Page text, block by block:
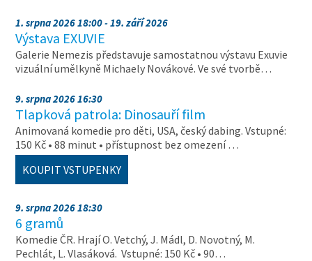
1. srpna 2026 18:00 - 19. září 2026
Výstava EXUVIE
Galerie Nemezis představuje samostatnou výstavu Exuvie
vizuální umělkyně Michaely Novákové. Ve své tvorbě…
9. srpna 2026 16:30
Tlapková patrola: Dinosauří film
Animovaná komedie pro děti, USA, český dabing. Vstupné:
150 Kč • 88 minut • přístupnost bez omezení …
KOUPIT VSTUPENKY
9. srpna 2026 18:30
6 gramů
Komedie ČR. Hrají O. Vetchý, J. Mádl, D. Novotný, M.
Pechlát, L. Vlasáková. Vstupné: 150 Kč • 90…